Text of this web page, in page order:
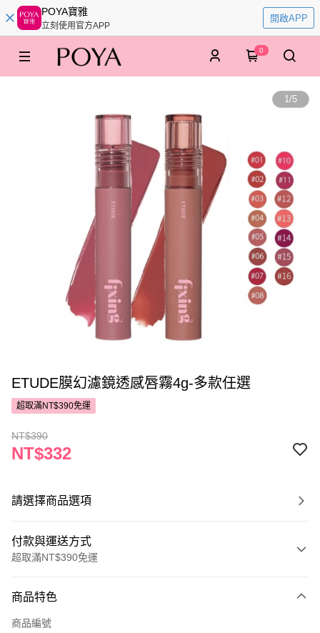
POYA寶雅
立刻使用官方APP
開啟APP
0
1/5
ETUDE膜幻濾鏡透感唇霧4g-多款任選
超取滿NT$390免運
NT$390
NT$332
請選擇商品選項
付款與運送方式
超取滿NT$390免運
POYA支付
商品特色
商品編號